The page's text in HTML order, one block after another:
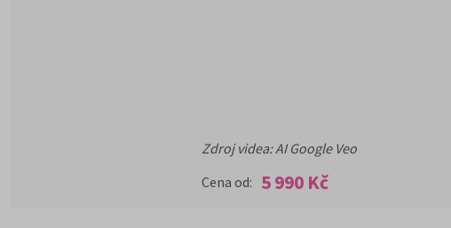
Zdroj videa: AI Google Veo
Cena od: 5 990 Kč